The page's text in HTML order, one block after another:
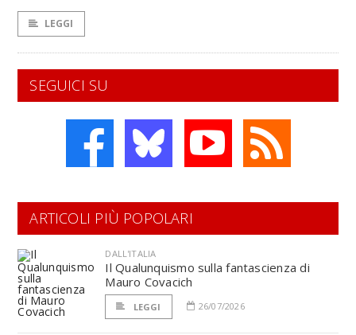
LEGGI
SEGUICI SU
ARTICOLI PIÙ POPOLARI
DALL'ITALIA
Il Qualunquismo sulla fantascienza di
Mauro Covacich
LEGGI 26/07/2026